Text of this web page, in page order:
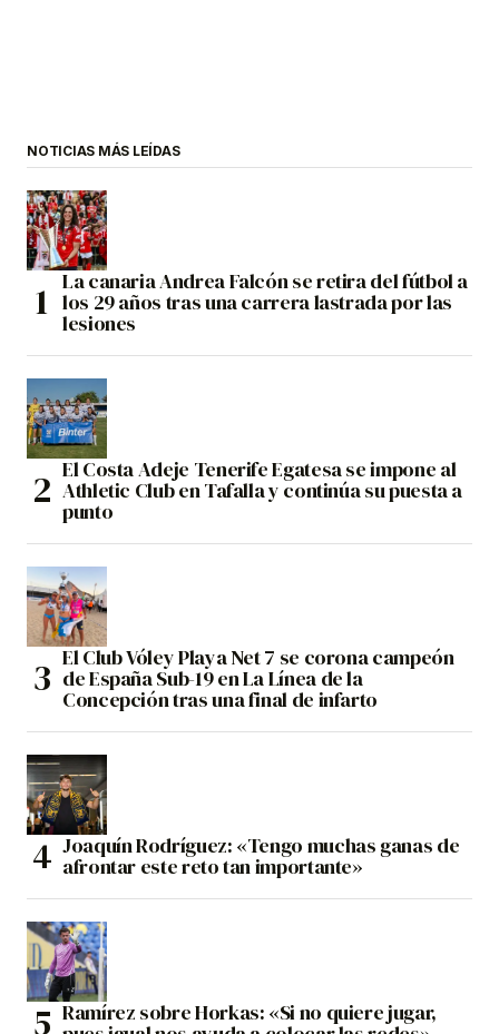
NOTICIAS MÁS LEÍDAS
La canaria Andrea Falcón se retira del fútbol a
los 29 años tras una carrera lastrada por las
lesiones
El Costa Adeje Tenerife Egatesa se impone al
Athletic Club en Tafalla y continúa su puesta a
punto
El Club Vóley Playa Net 7 se corona campeón
de España Sub-19 en La Línea de la
Concepción tras una final de infarto
Joaquín Rodríguez: «Tengo muchas ganas de
afrontar este reto tan importante»
Ramírez sobre Horkas: «Si no quiere jugar,